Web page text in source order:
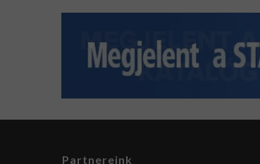
Partnereink